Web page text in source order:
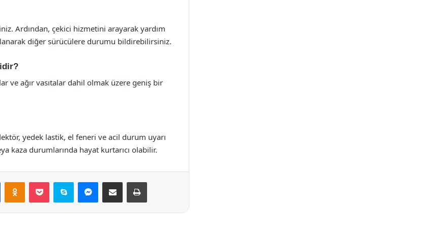
Ardından, çekici hizmetini arayarak yardım
diğer sürücülere durumu bildirebilirsiniz.
ve ağır vasıtalar dahil olmak üzere geniş bir
yedek lastik, el feneri ve acil durum uyarı
kaza durumlarında hayat kurtarıcı olabilir.
VKontakteOdnoklassniki
Pocket Skype Messenger
E-Posta ile paylaş Yazdır